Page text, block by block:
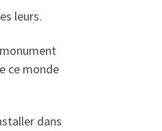
leurs.
ce monde
dans